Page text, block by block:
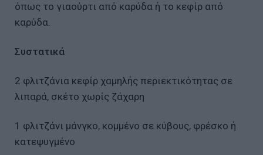
όπως το γιαούρτι από καρύδα ή το κεφίρ από
καρύδα.
Συστατικά
2 φλιτζάνια κεφίρ χαμηλής περιεκτικότητας σε
λιπαρά, σκέτο χωρίς ζάχαρη
1 φλιτζάνι μάνγκο, κομμένο σε κύβους, φρέσκο ή
κατεψυγμένο